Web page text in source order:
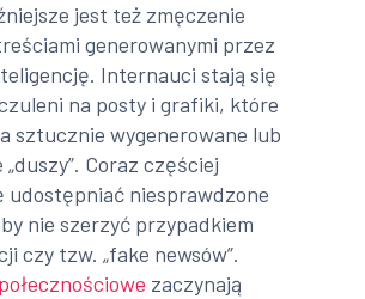
jest też zmęczenie
generowanymi przez
Internauci stają się
na posty i grafiki, które
sztucznie wygenerowane lub
Coraz częściej
udostępniać niesprawdzone
nie szerzyć przypadkiem
czy tzw. „fake newsów”.
zaczynają